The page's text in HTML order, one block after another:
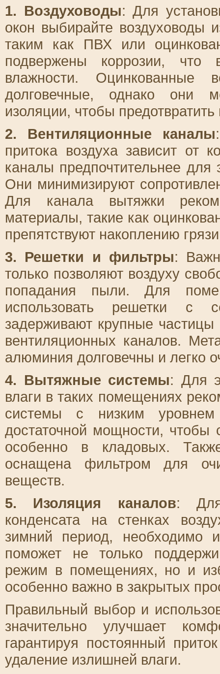
1. Воздуховоды: Для
окон выбирайте воздуховоды
таким как ПВХ или
подвержены коррозии,
влажности. Оцинкованные
долговечные, однако они
изоляции, чтобы
2. Вентиляционные каналы
притока воздуха зависит от
каналы предпочтительнее
Они минимизируют
Для канала вытяжки
материалы, такие как
препятствуют накоплению
3. Решетки и фильтры:
только позволяют воздуху
попадания пыли. Для
использовать решетки с
задерживают крупные
вентиляционных каналов.
алюминия долговечны и легко
4. Вытяжные системы: Для
влаги в таких помещениях
системы с низким
достаточной мощности, чтобы
особенно в кладовых.
оснащена фильтром для
веществ.
5. Изоляция каналов: Для
конденсата на стенках
зимний период, необходимо
поможет не только
режим в помещениях, но и
особенно важно в закрытых
Правильный выбор и
значительно улучшает
гарантируя постоянный
удаление излишней влаги.